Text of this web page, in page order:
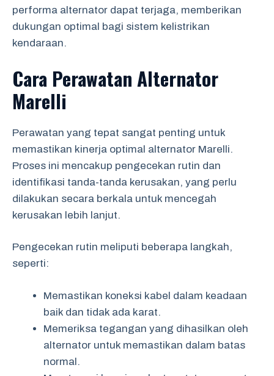
performa alternator dapat terjaga, memberikan
dukungan optimal bagi sistem kelistrikan
kendaraan.
Cara Perawatan Alternator
Marelli
Perawatan yang tepat sangat penting untuk
memastikan kinerja optimal alternator Marelli.
Proses ini mencakup pengecekan rutin dan
identifikasi tanda-tanda kerusakan, yang perlu
dilakukan secara berkala untuk mencegah
kerusakan lebih lanjut.
Pengecekan rutin meliputi beberapa langkah,
seperti:
Memastikan koneksi kabel dalam keadaan
baik dan tidak ada karat.
Memeriksa tegangan yang dihasilkan oleh
alternator untuk memastikan dalam batas
normal.